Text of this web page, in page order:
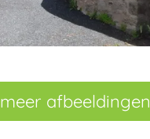
meer afbeeldingen